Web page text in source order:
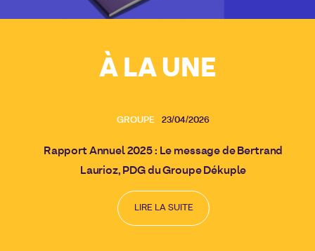
À LA UNE
GROUPE 23/04/2026
Rapport Annuel 2025 : Le message de Bertrand
Laurioz, PDG du Groupe Dékuple
LIRE LA SUITE